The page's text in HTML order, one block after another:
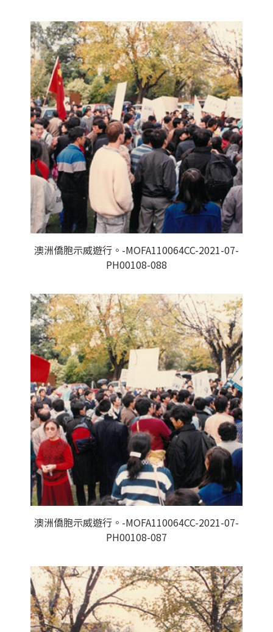
澳洲僑胞示威遊行。-MOFA110064CC-2021-07-
PH00108-088
澳洲僑胞示威遊行。-MOFA110064CC-2021-07-
PH00108-087